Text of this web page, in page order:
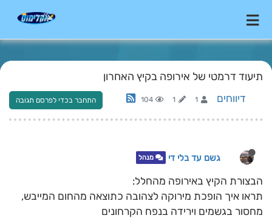
תיעוד דרמטי של אירופה בקיץ האחרון
דיווחים 1
1
104 התחבר בכדי לפרסם תגובה
גשם עד בלי די מנהל
‏הבצורת הקיץ באירופה מהחלל:
תראו איך הופכת מירוקה לצהובה כתוצאה מהחום המייבש,
מחסור בגשמים וירידה בנפח הקרחונים